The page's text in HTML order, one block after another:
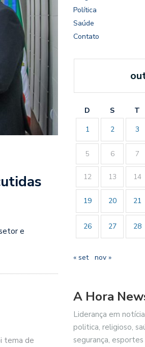
e
tema de
Política
Saúde
Contato
D S T
1
2 3
5 6 7
12 13 14
19 20 21
26 27 28
« set nov »
A Hora
Liderança em
politica, religioso,
segurança,